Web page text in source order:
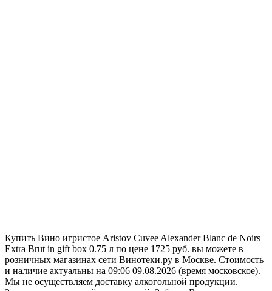
Купить Вино игристое Aristov Cuvee Alexander Blanc de Noirs
Extra Brut in gift box 0.75 л по цене 1725 руб. вы можете в
розничных магазинах сети Винотеки.ру в Москве. Стоимость
и наличие актуальны на 09:06 09.08.2026 (время московское).
Мы не осуществляем доставку алкогольной продукции.